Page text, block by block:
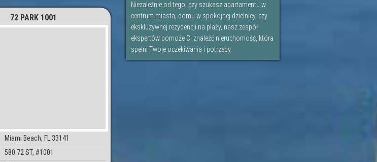
Niezależnie od tego, czy szukasz apartamentu w
centrum miasta, domu w spokojnej dzielnicy, czy
ekskluzywnej rezydencji na plaży, nasz zespół
ekspertów pomoże Ci znaleźć nieruchomość, która
spełni Twoje oczekiwania i potrzeby.
72 PARK 1001
Miami Beach, FL 33141
580 72 ST, #1001